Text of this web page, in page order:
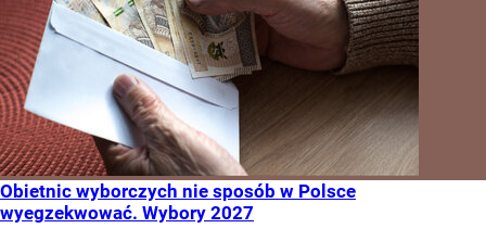
Obietnic wyborczych nie sposób w Polsce
wyegzekwować. Wybory 2027